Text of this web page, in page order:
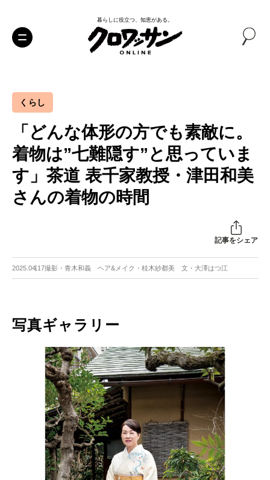
暮らしに役立つ、知恵がある。
くらし
「どんな体形の方でも素敵に。
着物は”七難隠す”と思っていま
す」茶道 表千家教授・津田和美
さんの着物の時間
記事をシェア
2025.04.17撮影・青木和義 ヘア&メイク・桂木紗都美 文・大澤はつ江
写真ギャラリー